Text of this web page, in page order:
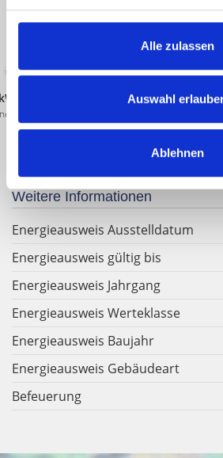
Alle zulassen
Auswahl
Ablehnen
Energieausweis
/ (m²*a)
Weitere Informationen
Energieausweis Ausstelldatum
Energieausweis gültig bis
Energieausweis Jahrgang
Energieausweis Werteklasse
Energieausweis Baujahr
Energieausweis Gebäudeart
Befeuerung